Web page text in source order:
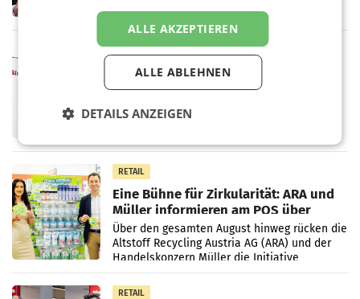
von 1.544,0 Mio. EUR erwirtschaftet, was
einem Plus von 3,8 Prozent gegenüber dem
Vergleichszeitraum
MARKETING & MEDIA
ProSiebenSat.1 spart und macht
überraschend viel Gewinn
Fernsehkonzern ProSiebenSat.1 hat im
wieder Gewinn gemacht und die
RETAIL
Eine Bühne für Zirkularität: ARA und
Müller informieren am POS über
Kreislauffähigkeit
Über den gesamten August hinweg rücken die
Altstoff Recycling Austria AG (ARA) und der
Handelskonzern Müller die Initiative
„Kreislauf-Helden“ in allen österreichischen
Müller-Filialen
RETAIL
ALLE AKZEPTIEREN
ALLE ABLEHNEN
DETAILS ANZEIGEN